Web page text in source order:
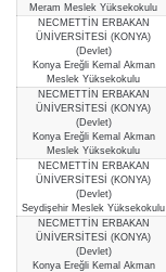
Meram Meslek Yüksekokulu
NECMETTİN ERBAKAN
ÜNİVERSİTESİ (KONYA)
(Devlet)
Konya Ereğli Kemal Akman
Meslek Yüksekokulu
NECMETTİN ERBAKAN
ÜNİVERSİTESİ (KONYA)
(Devlet)
Konya Ereğli Kemal Akman
Meslek Yüksekokulu
NECMETTİN ERBAKAN
ÜNİVERSİTESİ (KONYA)
(Devlet)
Seydişehir Meslek Yüksekokulu
NECMETTİN ERBAKAN
ÜNİVERSİTESİ (KONYA)
(Devlet)
Konya Ereğli Kemal Akman